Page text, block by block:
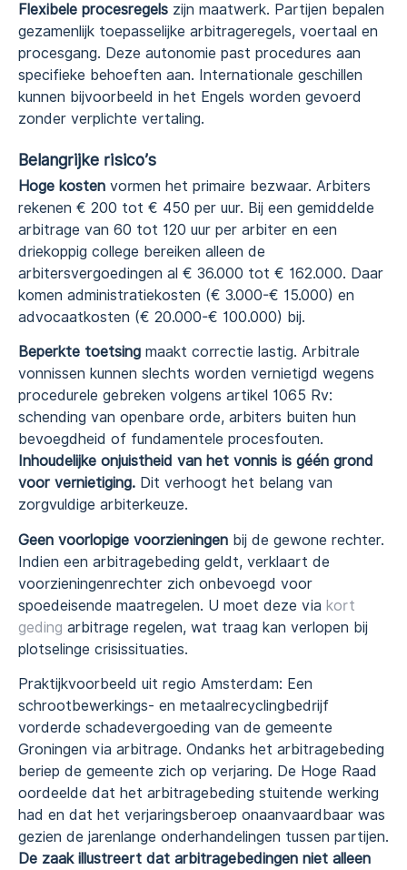
Flexibele procesregels zijn maatwerk. Partijen bepalen
gezamenlijk toepasselijke arbitrageregels, voertaal en
procesgang. Deze autonomie past procedures aan
specifieke behoeften aan. Internationale geschillen
kunnen bijvoorbeeld in het Engels worden gevoerd
zonder verplichte vertaling.
Belangrijke risico’s
Hoge kosten vormen het primaire bezwaar. Arbiters
rekenen € 200 tot € 450 per uur. Bij een gemiddelde
arbitrage van 60 tot 120 uur per arbiter en een
driekoppig college bereiken alleen de
arbitersvergoedingen al € 36.000 tot € 162.000. Daar
komen administratiekosten (€ 3.000-€ 15.000) en
advocaatkosten (€ 20.000-€ 100.000) bij.
Beperkte toetsing maakt correctie lastig. Arbitrale
vonnissen kunnen slechts worden vernietigd wegens
procedurele gebreken volgens artikel 1065 Rv:
schending van openbare orde, arbiters buiten hun
bevoegdheid of fundamentele procesfouten.
Inhoudelijke onjuistheid van het vonnis is géén grond
voor vernietiging. Dit verhoogt het belang van
zorgvuldige arbiterkeuze.
Geen voorlopige voorzieningen bij de gewone rechter.
Indien een arbitragebeding geldt, verklaart de
voorzieningenrechter zich onbevoegd voor
spoedeisende maatregelen. U moet deze via kort
geding arbitrage regelen, wat traag kan verlopen bij
plotselinge crisissituaties.
Praktijkvoorbeeld uit regio Amsterdam: Een
schrootbewerkings- en metaalrecyclingbedrijf
vorderde schadevergoeding van de gemeente
Groningen via arbitrage. Ondanks het arbitragebeding
beriep de gemeente zich op verjaring. De Hoge Raad
oordeelde dat het arbitragebeding stuitende werking
had en dat het verjaringsberoep onaanvaardbaar was
gezien de jarenlange onderhandelingen tussen partijen.
De zaak illustreert dat arbitragebedingen niet alleen